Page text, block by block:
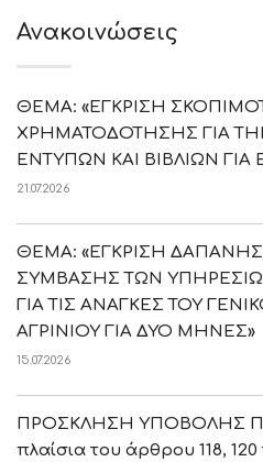
Ανακοινώσεις
ΘΕΜΑ: «ΕΓΚΡΙΣΗ
ΧΡΗΜΑΤΟΔΟΤΗΣΗΣ ΓΙΑ
ΕΝΤΥΠΩΝ ΚΑΙ ΒΙΒΛΙΩΝ ΓΙΑ
21.07.2026
ΘΕΜΑ: «ΕΓΚΡΙΣΗ
ΣΥΜΒΑΣΗΣ ΤΩΝ
ΓΙΑ ΤΙΣ ΑΝΑΓΚΕΣ ΤΟΥ
ΑΓΡΙΝΙΟΥ ΓΙΑ ΔΥΟ ΜΗΝΕΣ»
15.07.2026
ΠΡΟΣΚΛΗΣΗ ΥΠΟΒΟΛΗΣ
πλαίσια του άρθρου 118,